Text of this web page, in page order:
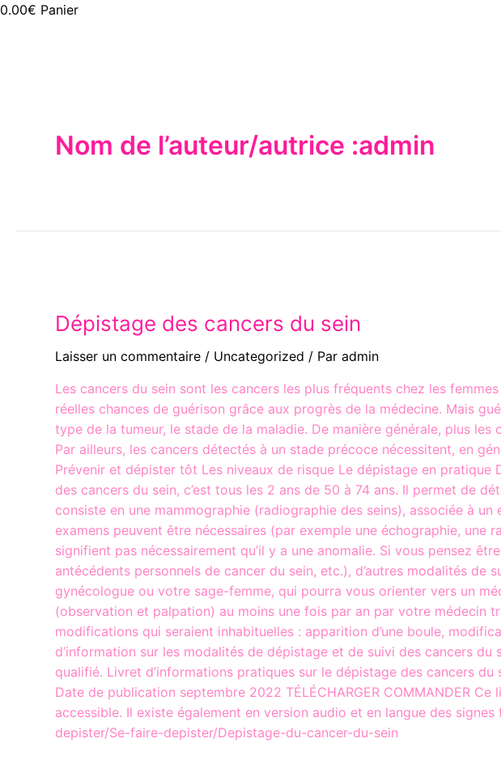
0.00€ Panier
Nom de l’auteur/autrice :admin
Dépistage des cancers du sein
Laisser un commentaire / Uncategorized / Par admin
Les cancers du sein sont les cancers les plus fréquents chez les
réelles chances de guérison grâce aux progrès de la médecine. Mais
type de la tumeur, le stade de la maladie. De manière générale, plus
Par ailleurs, les cancers détectés à un stade précoce nécessitent, en
Prévenir et dépister tôt Les niveaux de risque Le dépistage en
des cancers du sein, c’est tous les 2 ans de 50 à 74 ans. Il permet de
consiste en une mammographie (radiographie des seins), associée à
examens peuvent être nécessaires (par exemple une échographie,
signifient pas nécessairement qu’il y a une anomalie. Si vous pensez
antécédents personnels de cancer du sein, etc.), d’autres modalités
gynécologue ou votre sage-femme, qui pourra vous orienter vers un
(observation et palpation) au moins une fois par an par votre
modifications qui seraient inhabituelles : apparition d’une boule,
d’information sur les modalités de dépistage et de suivi des cancers
qualifié. Livret d’informations pratiques sur le dépistage des cancers
Date de publication septembre 2022 TÉLÉCHARGER COMMANDER
accessible. Il existe également en version audio et en langue des
depister/Se-faire-depister/Depistage-du-cancer-du-sein